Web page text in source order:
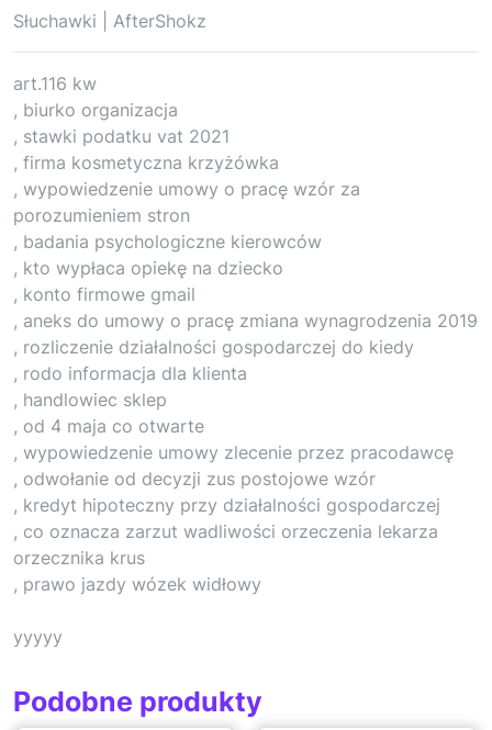
Słuchawki | AfterShokz
art.116 kw
, biurko organizacja
, stawki podatku vat 2021
, firma kosmetyczna krzyżówka
, wypowiedzenie umowy o pracę wzór za
porozumieniem stron
, badania psychologiczne kierowców
, kto wypłaca opiekę na dziecko
, konto firmowe gmail
, aneks do umowy o pracę zmiana wynagrodzenia 2019
, rozliczenie działalności gospodarczej do kiedy
, rodo informacja dla klienta
, handlowiec sklep
, od 4 maja co otwarte
, wypowiedzenie umowy zlecenie przez pracodawcę
, odwołanie od decyzji zus postojowe wzór
, kredyt hipoteczny przy działalności gospodarczej
, co oznacza zarzut wadliwości orzeczenia lekarza
orzecznika krus
, prawo jazdy wózek widłowy
yyyyy
Podobne produkty